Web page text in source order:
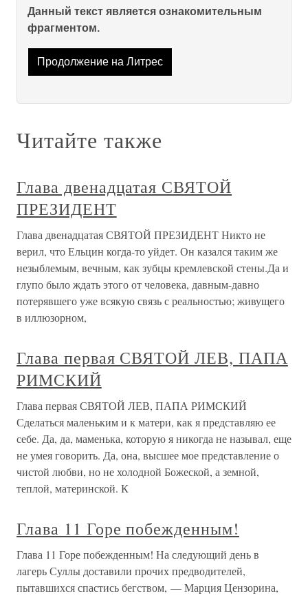
Данный текст является ознакомительным
фрагментом.
Продолжение на Литрес
Читайте также
Глава двенадцатая СВЯТОЙ
ПРЕЗИДЕНТ
Глава двенадцатая СВЯТОЙ ПРЕЗИДЕНТ Никто не
верил, что Ельцин когда-то уйдет. Он казался таким же
незыблемым, вечным, как зубцы кремлевской стены.Да и
глупо было ждать этого от человека, давным-давно
потерявшего уже всякую связь с реальностью; живущего
в иллюзорном,
Глава первая СВЯТОЙ ЛЕВ, ПАПА
РИМСКИЙ
Глава первая СВЯТОЙ ЛЕВ, ПАПА РИМСКИЙ
Сделаться маленьким и к матери, как я представляю ее
себе. Да, да, маменька, которую я никогда не называл, еще
не умея говорить. Да, она, высшее мое представление о
чистой любви, но не холодной Божеской, а земной,
теплой, материнской. К
Глава 11 Горе побежденным!
Глава 11 Горе побежденным! На следующий день в
лагерь Суллы доставили прочих предводителей,
пытавшихся спастись бегством, — Марция Цензорина,